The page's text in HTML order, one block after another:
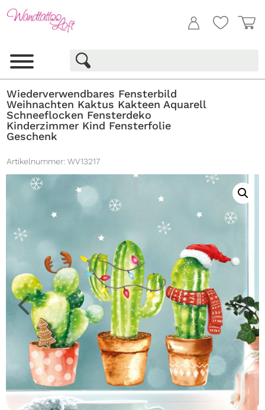
Wiederverwendbares Fensterbild
Weihnachten Kaktus Kakteen Aquarell
Schneeflocken Fensterdeko
Kinderzimmer Kind Fensterfolie
Geschenk
Artikelnummer: WV13217